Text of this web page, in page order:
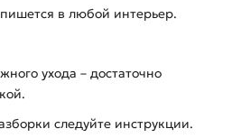
в любой интерьер.
ухода – достаточно
следуйте инструкции.